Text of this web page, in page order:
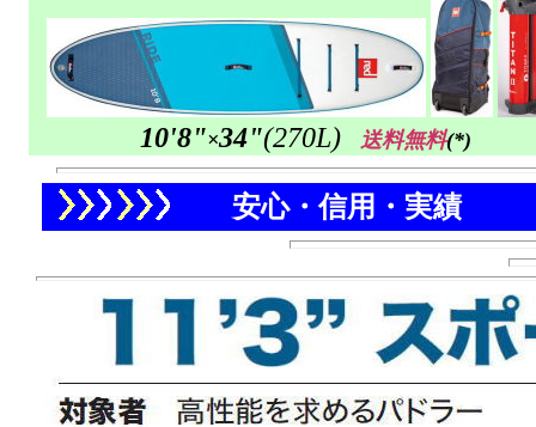
10'8"×34"(270L) 送料無料(*)
安心・信用・実績